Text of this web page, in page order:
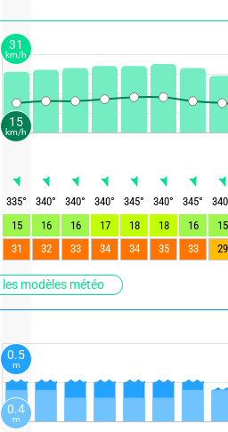
modèles météo
335° 340° 340° 340° 345° 340° 345°
340
15
16 16 17 18 18 16
15
31
32 33 34 34 35 33 29
15
km/h
31
km/h
0.4
m
0.5
m